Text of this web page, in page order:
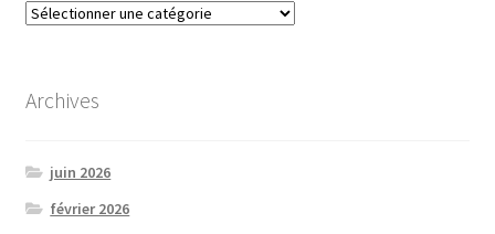
Catégories
Archives
juin 2026
février 2026